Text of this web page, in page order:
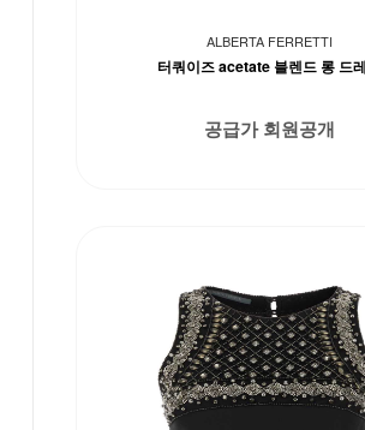
ALBERTA FERRETTI
터쿼이즈 acetate 블렌드 롱 드
공급가 회원공개